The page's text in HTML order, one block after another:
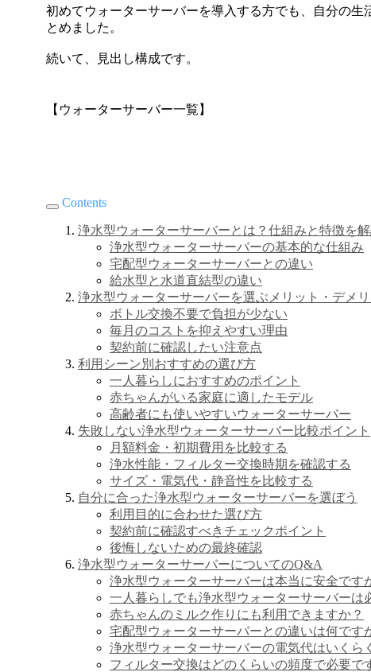
初めてウォーターサーバーを導入する方でも、自分の
とめました。
続いて、見出し構成です。
【ウォーターサーバー一覧】
Contents
浄水型ウォーターサーバーとは？仕組みと特徴を解
浄水型ウォーターサーバーの基本的な仕組み
宅配型ウォーターサーバーとの違い
給水型と水道直結型の違い
浄水型ウォーターサーバーを選ぶメリット・デメリ
ボトル交換不要で負担が少ない
毎月のコストを抑えやすい理由
契約前に確認したい注意点
利用シーン別おすすめの選び方
一人暮らしにおすすめのポイント
赤ちゃんがいる家庭に適したモデル
高齢者にも使いやすいウォーターサーバー
失敗しない浄水型ウォーターサーバー比較ポイント
月額料金・初期費用を比較する
浄水性能・フィルター交換時期を確認する
サイズ・電気代・静音性を比較する
自分に合った浄水型ウォーターサーバーを選ぼう
利用目的に合わせた選び方
契約前に確認すべきチェックポイント
後悔しないための最終確認
浄水型ウォーターサーバーについてのQ&A
浄水型ウォーターサーバーは本当に安全です
一人暮らしでも浄水型ウォーターサーバーは
赤ちゃんのミルク作りにも利用できますか？
宅配型ウォーターサーバーとの違いは何です
浄水型ウォーターサーバーの電気代はいくら
フィルター交換はどのくらいの頻度で必要で